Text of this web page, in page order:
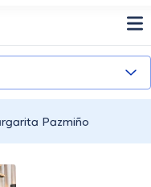
Pazmiño